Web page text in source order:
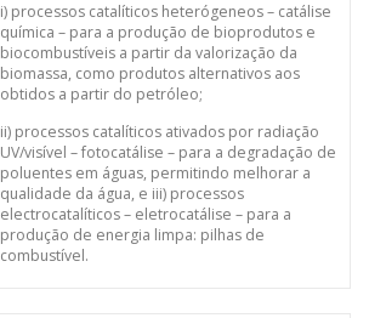
i) processos catalíticos heterógeneos – catálise
química – para a produção de bioprodutos e
biocombustíveis a partir da valorização da
biomassa, como produtos alternativos aos
obtidos a partir do petróleo;
ii) processos catalíticos ativados por radiação
UV/visível – fotocatálise – para a degradação de
poluentes em águas, permitindo melhorar a
qualidade da água, e iii) processos
electrocatalíticos – eletrocatálise – para a
produção de energia limpa: pilhas de
combustível.